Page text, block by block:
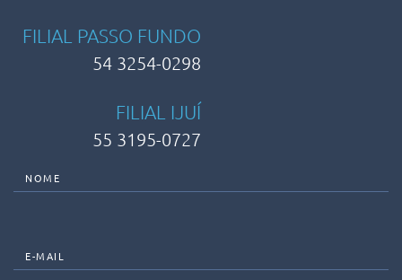
FILIAL PASSO FUNDO
54 3254-0298
FILIAL IJUÍ
55 3195-0727
NOME
E-MAIL